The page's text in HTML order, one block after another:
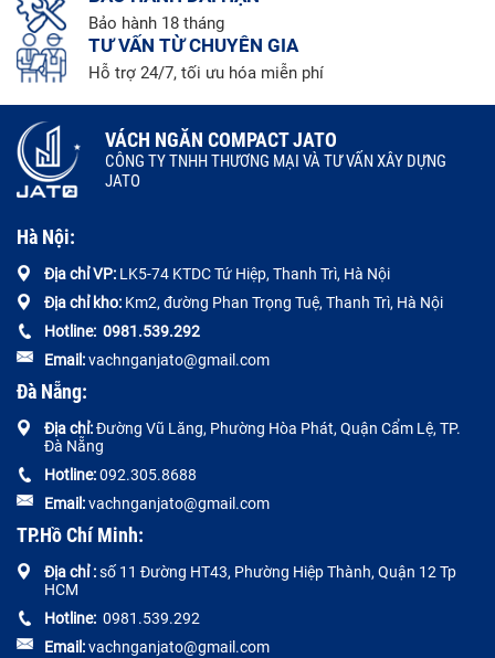
Bảo hành 18 tháng
TƯ VẤN TỪ CHUYÊN GIA
Hỗ trợ 24/7, tối ưu hóa miễn phí
VÁCH NGĂN COMPACT JATO
CÔNG TY TNHH THƯƠNG MẠI VÀ TƯ VẤN XÂY DỰNG
JATO
Hà Nội:
Địa chỉ VP: LK5-74 KTDC Tứ Hiệp, Thanh Trì, Hà Nội
Địa chỉ kho: Km2, đường Phan Trọng Tuệ, Thanh Trì, Hà Nội
Hotline: 0981.539.292
Email:vachnganjato@gmail.com
Đà Nẵng:
Địa chỉ:Đường Vũ Lăng, Phường Hòa Phát, Quận Cẩm Lệ, TP.
Đà Nẵng
Hotline:092.305.8688
Email:vachnganjato@gmail.com
TP.Hồ Chí Minh:
Địa chỉ :số 11 Đường HT43, Phường Hiệp Thành, Quận 12 Tp
HCM
Hotline: 0981.539.292
Email:vachnganjato@gmail.com